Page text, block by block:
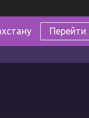
Перейти